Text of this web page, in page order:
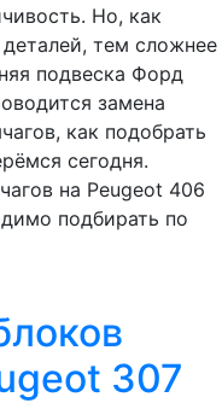
Но, как
тем сложнее
подвеска Форд
замена
как подобрать
сегодня.
на Peugeot 406
подбирать по
307